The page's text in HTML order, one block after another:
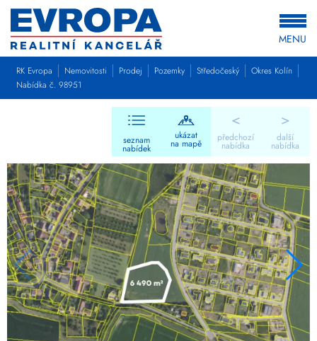
MENU
RK Evropa Nemovitosti Prodej Pozemky Středočeský
Okres Kolín
Nabídka č. 98951
<
předchozí
nabídka
seznam
nabídek
ukázat
na mapě
>
další
nabídka